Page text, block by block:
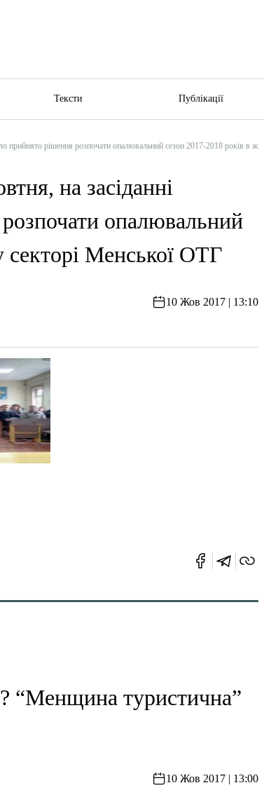
Тексти Публікації
рішення розпочати опалювальний сезон 2017-2018 років в
на засіданні
опалювальний
секторі Менської ОТГ
10 Жов 2017 | 13:10
“Менщина туристична”
10 Жов 2017 | 13:00